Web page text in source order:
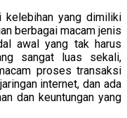
kelebihan yang dimiliki
berbagai macam jenis
awal yang tak harus
sangat luas sekali,
proses transaksi
internet, dan ada
dan keuntungan yang